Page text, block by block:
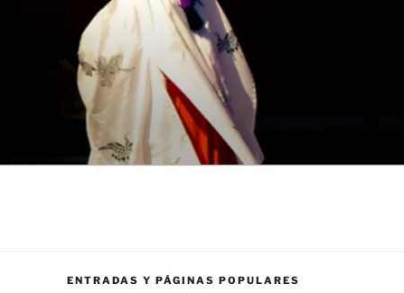
ENTRADAS Y PÁGINAS POPULARES